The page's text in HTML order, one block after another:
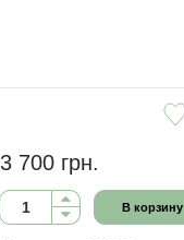
3 700 грн.
В корзину